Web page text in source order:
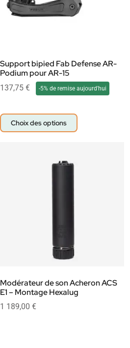
Support bipied Fab Defense AR-
Podium pour AR-15
137,75 € -5% de remise aujourd'hui
Choix des options
Modérateur de son Acheron ACS
E1 – Montage Hexalug
1 189,00 €